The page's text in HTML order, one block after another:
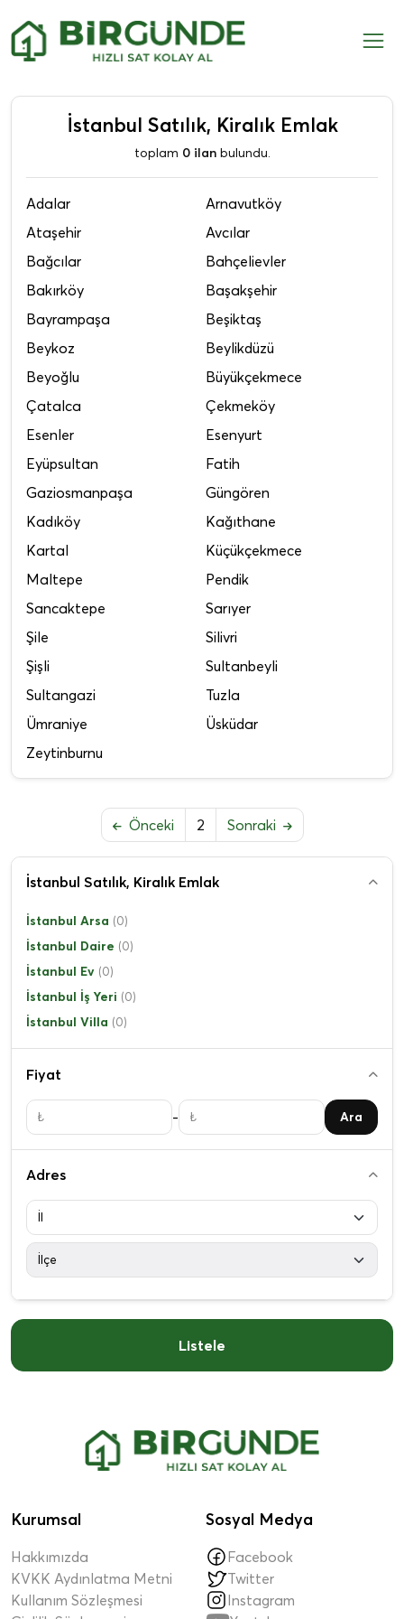
İstanbul Satılık, Kiralık Emlak
İstanbul Arsa (0)
İstanbul Daire (0)
İstanbul Ev (0)
İstanbul İş Yeri (0)
İstanbul Villa (0)
Fiyat
- Ara
Adres
Listele
İstanbul Satılık, Kiralık Emlak
toplam 0 ilanbulundu.
Adalar
Arnavutköy
Ataşehir
Avcılar
Bağcılar
Bahçelievler
Bakırköy
Başakşehir
Bayrampaşa
Beşiktaş
Beykoz
Beylikdüzü
Beyoğlu
Büyükçekmece
Çatalca
Çekmeköy
Esenler
Esenyurt
Eyüpsultan
Fatih
Gaziosmanpaşa
Güngören
Kadıköy
Kağıthane
Kartal
Küçükçekmece
Maltepe
Pendik
Sancaktepe
Sarıyer
Şile
Silivri
Şişli
Sultanbeyli
Sultangazi
Tuzla
Ümraniye
Üsküdar
Zeytinburnu
Önceki 2 Sonraki
Kurumsal
Hakkımızda
KVKK Aydınlatma Metni
Kullanım Sözleşmesi
Sosyal Medya
Facebook
Twitter
Instagram